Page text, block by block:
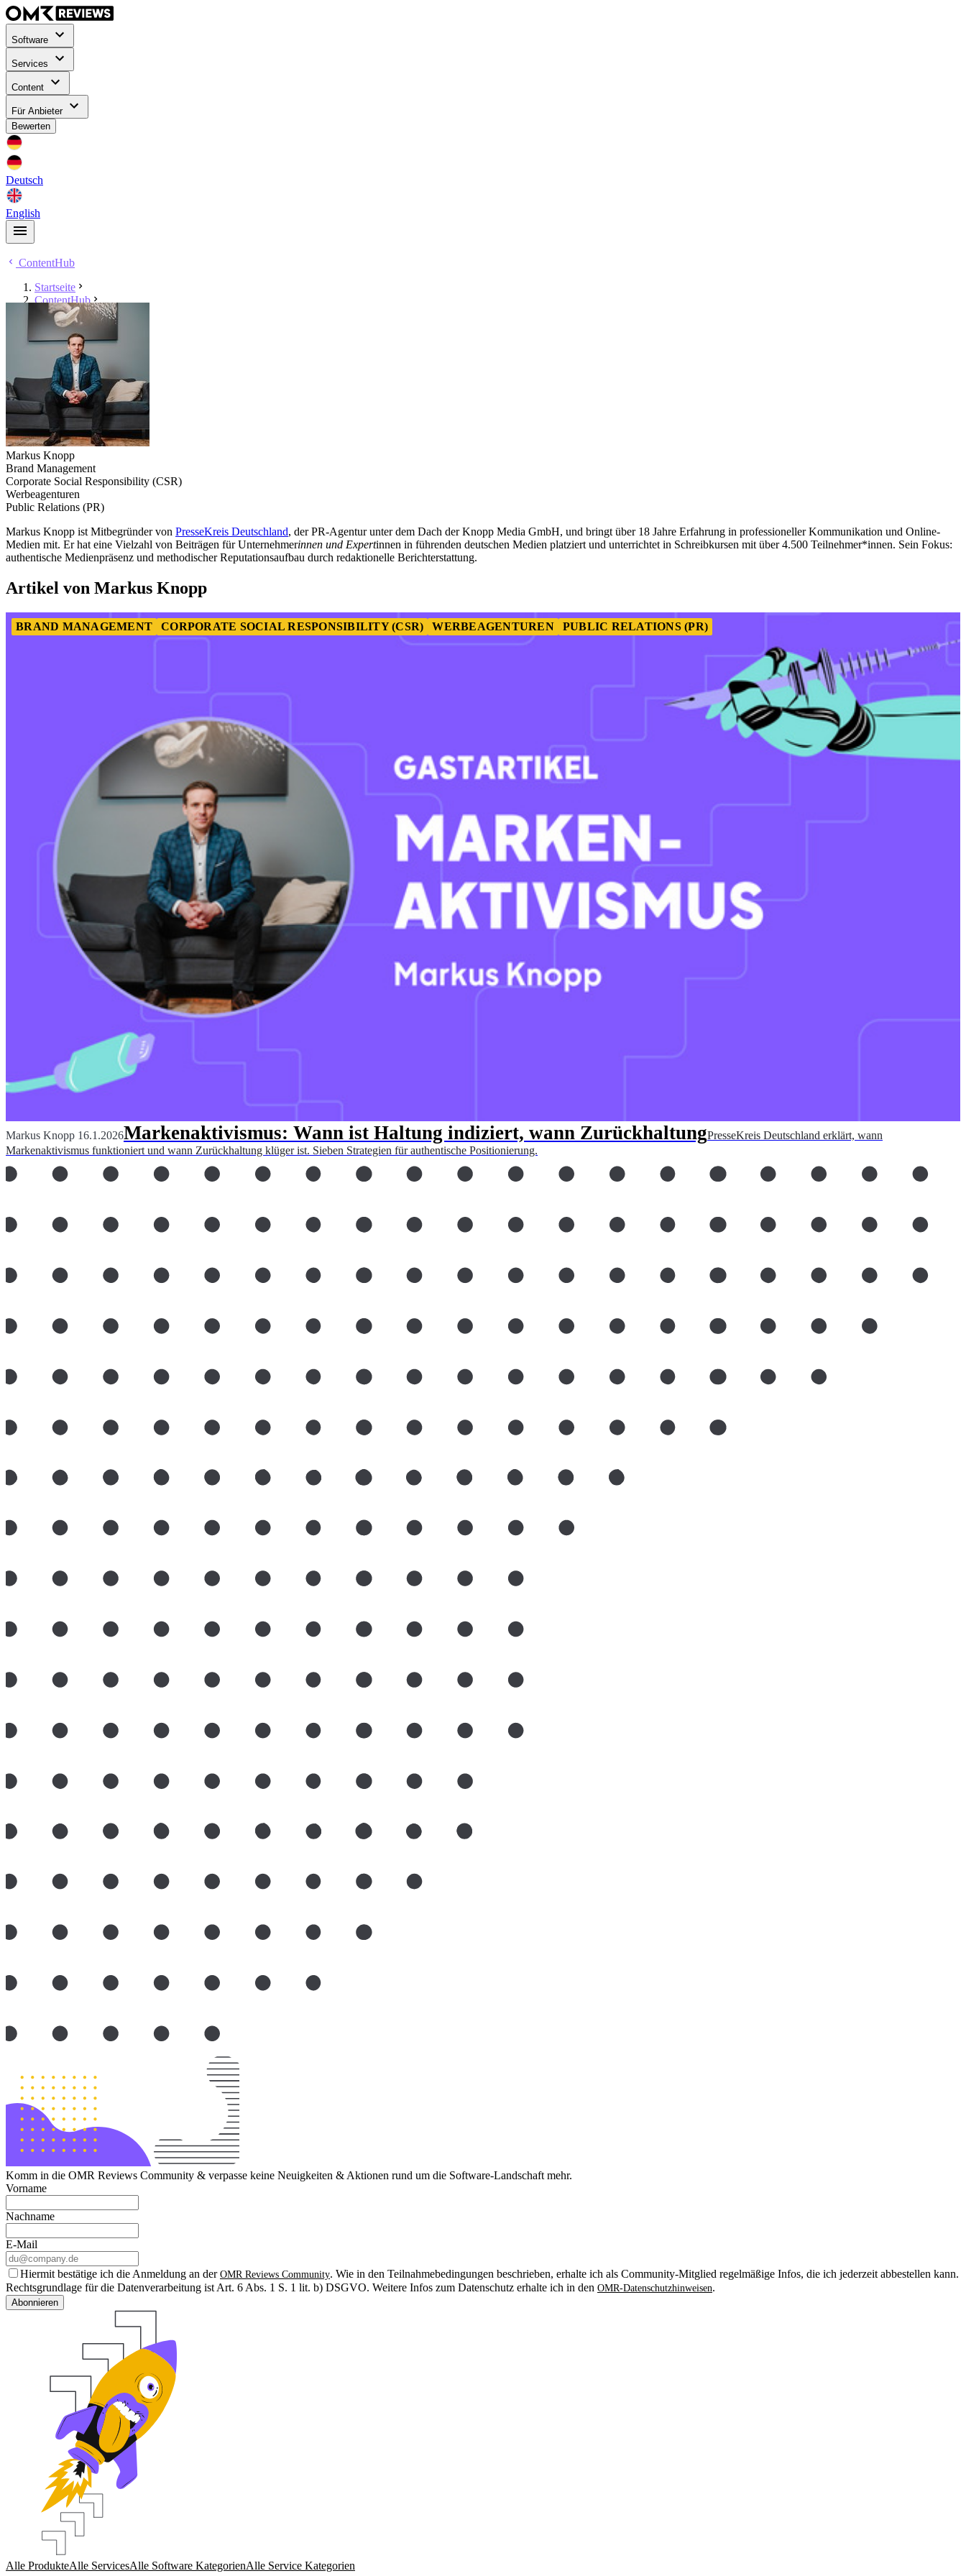
Software
Services
Content
Für Anbieter
Bewerten
Deutsch
English
ContentHub
Startseite
ContentHub
Markus Knopp
Markus Knopp
Brand Management
Corporate Social Responsibility (CSR)
Werbeagenturen
Public Relations (PR)
Markus Knopp ist Mitbegründer von PresseKreis Deutschland, der PR-Agentur unter dem Dach der Knopp Media GmbH, und bringt über 18 Jahre Erfahrung in professioneller Kommunikation und Online-
Medien mit. Er hat eine Vielzahl von Beiträgen für Unternehmerinnen und Expertinnen in führenden deutschen Medien platziert und unterrichtet in Schreibkursen mit über 4.500 Teilnehmer*innen. Sein Fokus:
authentische Medienpräsenz und methodischer Reputationsaufbau durch redaktionelle Berichterstattung.
Artikel von Markus Knopp
BRAND MANAGEMENT CORPORATE SOCIAL RESPONSIBILITY (CSR) WERBEAGENTUREN PUBLIC RELATIONS (PR)
Markus Knopp 16.1.2026Markenaktivismus: Wann ist Haltung indiziert, wann ZurückhaltungPresseKreis Deutschland erklärt, wann
Markenaktivismus funktioniert und wann Zurückhaltung klüger ist. Sieben Strategien für authentische Positionierung.
Komm in die OMR Reviews Community & verpasse keine Neuigkeiten & Aktionen rund um die Software-Landschaft mehr.
Vorname
Nachname
E-Mail
Hiermit bestätige ich die Anmeldung an der OMR Reviews Community. Wie in den Teilnahmebedingungen beschrieben, erhalte ich als Community-Mitglied regelmäßige Infos, die ich jederzeit abbestellen kann.
Rechtsgrundlage für die Datenverarbeitung ist Art. 6 Abs. 1 S. 1 lit. b) DSGVO. Weitere Infos zum Datenschutz erhalte ich in den OMR-Datenschutzhinweisen.
Abonnieren
Alle ProdukteAlle ServicesAlle Software KategorienAlle Service Kategorien